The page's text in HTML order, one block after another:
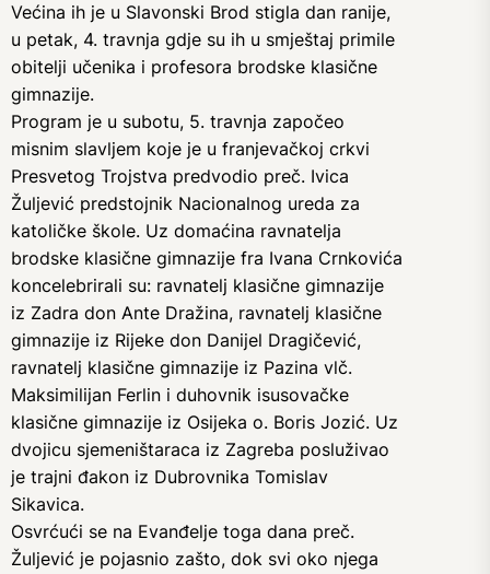
Većina ih je u Slavonski Brod stigla dan ranije,
u petak, 4. travnja gdje su ih u smještaj primile
obitelji učenika i profesora brodske klasične
gimnazije.
Program je u subotu, 5. travnja započeo
misnim slavljem koje je u franjevačkoj crkvi
Presvetog Trojstva predvodio preč. Ivica
Žuljević predstojnik Nacionalnog ureda za
katoličke škole. Uz domaćina ravnatelja
brodske klasične gimnazije fra Ivana Crnkovića
koncelebrirali su: ravnatelj klasične gimnazije
iz Zadra don Ante Dražina, ravnatelj klasične
gimnazije iz Rijeke don Danijel Dragičević,
ravnatelj klasične gimnazije iz Pazina vlč.
Maksimilijan Ferlin i duhovnik isusovačke
klasične gimnazije iz Osijeka o. Boris Jozić. Uz
dvojicu sjemeništaraca iz Zagreba posluživao
je trajni đakon iz Dubrovnika Tomislav
Sikavica.
Osvrćući se na Evanđelje toga dana preč.
Žuljević je pojasnio zašto, dok svi oko njega